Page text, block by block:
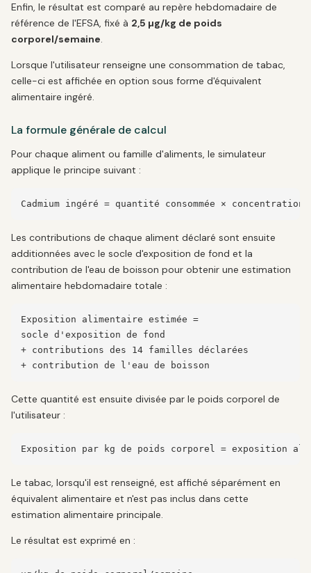
Enfin, le résultat est comparé au repère hebdomadaire de
référence de l'EFSA, fixé à 2,5 µg/kg de poids
corporel/semaine.
Lorsque l'utilisateur renseigne une consommation de tabac,
celle-ci est affichée en option sous forme d'équivalent
alimentaire ingéré.
La formule générale de calcul
Pour chaque aliment ou famille d'aliments, le simulateur
applique le principe suivant :
Cadmium ingéré = quantité consommée × concentration
Les contributions de chaque aliment déclaré sont ensuite
additionnées avec le socle d'exposition de fond et la
contribution de l'eau de boisson pour obtenir une estimation
alimentaire hebdomadaire totale :
Exposition alimentaire estimée =
socle d'exposition de fond
+ contributions des 14 familles déclarées
+ contribution de l'eau de boisson
Cette quantité est ensuite divisée par le poids corporel de
l'utilisateur :
Exposition par kg de poids corporel = exposition
Le tabac, lorsqu'il est renseigné, est affiché séparément en
équivalent alimentaire et n'est pas inclus dans cette
estimation alimentaire principale.
Le résultat est exprimé en :